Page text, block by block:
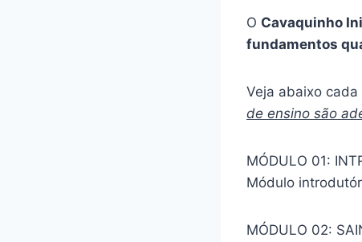
O Cavaquinho
fundamentos
Veja abaixo
de ensino são
MÓDULO 01:
Módulo
MÓDULO 02: